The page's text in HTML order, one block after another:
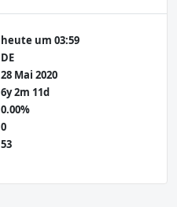
heute um 03:59
DE
28 Mai 2020
6y 2m 11d
0.00%
0
53